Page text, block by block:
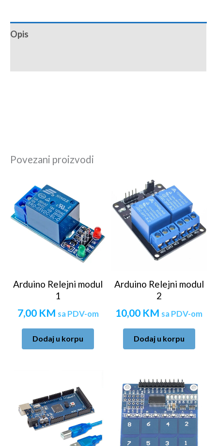
Opis
Povezani proizvodi
Arduino Relejni modul
1
7,00 KM sa PDV-om
Dodaj u korpu
Arduino Relejni modul
2
10,00 KM sa PDV-om
Dodaj u korpu